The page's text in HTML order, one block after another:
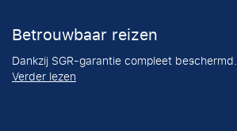
Betrouwbaar reizen
Dankzij SGR-garantie compleet beschermd.
Verder lezen